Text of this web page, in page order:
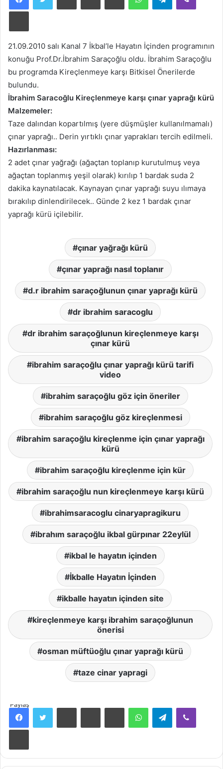
Print
21.09.2010 salı Kanal 7 İkbal’le Hayatın İçinden programının
konuğu Prof.Dr.İbrahim Saraçoğlu oldu. İbrahim Saraçoğlu
bu programda Kireçlenmeye karşı Bitkisel Önerilerde
bulundu.
İbrahim Saracoğlu Kireçlenmeye karşı çınar yaprağı kürü
Malzemeler:
Taze dalından kopartılmış (yere düşmüşler kullanılmamalı)
çınar yaprağı.. Derin yırtıklı çınar yaprakları tercih edilmeli.
Hazırlanması:
2 adet çınar yağrağı (ağaçtan toplanıp kurutulmuş veya
ağaçtan toplanmış yeşil olarak) kırılıp 1 bardak suda 2
dakika kaynatılacak. Kaynayan çınar yaprağı suyu ılımaya
bırakılıp dinlendirilecek.. Günde 2 kez 1 bardak çınar
yaprağı kürü içilebilir.
çınar yağrağı kürü
çınar yaprağı nasıl toplanır
d.r ibrahim saraçoğlunun çınar yaprağı kürü
dr ibrahim saracoglu
dr ibrahim saraçoğlunun kireçlenmeye karşı
çınar kürü
ibrahim saraçoğlu çınar yaprağı kürü tarifi
video
ibrahim saraçoğlu göz için öneriler
ibrahim saraçoğlu göz kireçlenmesi
ibrahim saraçoğlu kireçlenme için çınar yaprağı
kürü
ibrahim saraçoğlu kireçlenme için kür
ibrahim saraçoğlu nun kireçlenmeye karşı kürü
ibrahimsaracoglu cinaryapragikuru
ibrahım saraçoğlu ikbal gürpınar 22eylül
ikbal le hayatın içinden
İkballe Hayatın İçinden
ikballe hayatın içinden site
kireçlenmeye karşı ibrahim saraçoğlunun
önerisi
osman müftüoğlu çınar yaprağı kürü
taze cinar yapragi
PaylaşFacebookTwitter PinterestMessengerMessengerWhatsAppTelegramViber
Print